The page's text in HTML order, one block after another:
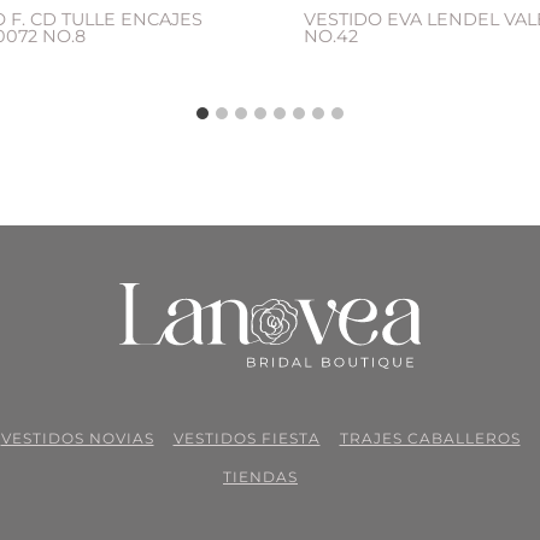
F. CD TULLE ENCAJES
NO.8
VESTIDO EVA LENDEL
NO.42
VESTIDOS NOVIAS VESTIDOS FIESTA TRAJES CABALLEROS
TIENDAS